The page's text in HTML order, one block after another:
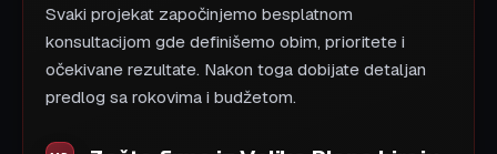
Svaki projekat započinjemo besplatnom
konsultacijom gde definišemo obim, prioritete i
očekivane rezultate. Nakon toga dobijate detaljan
predlog sa rokovima i budžetom.